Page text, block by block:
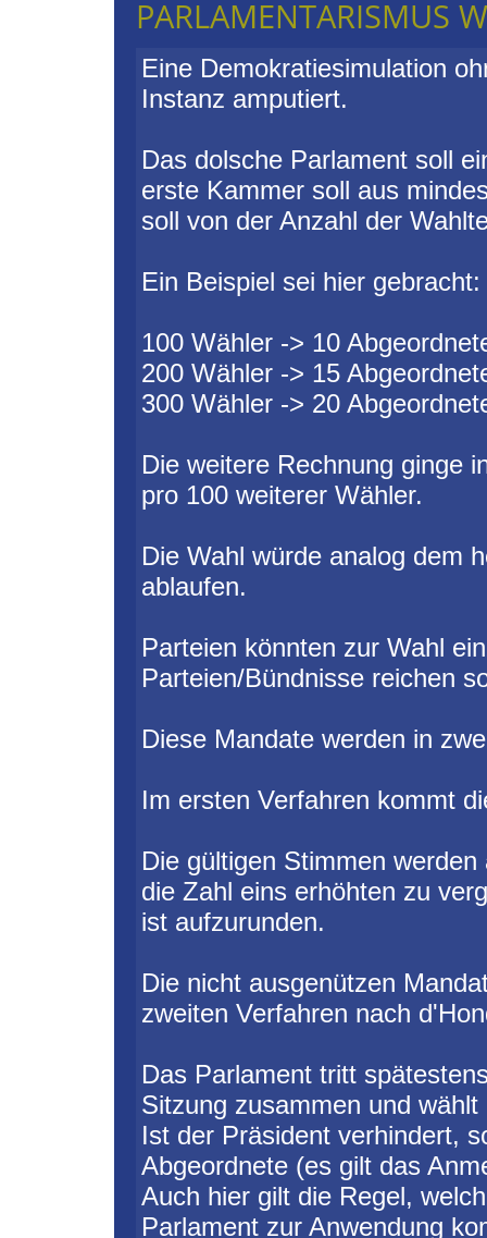
PARLAMENTARISMUS
Eine Demokratiesimulation
Instanz amputiert.
Das dolsche Parlament soll
erste Kammer soll aus
soll von der Anzahl der
Ein Beispiel sei hier gebracht:
100 Wähler -> 10
200 Wähler -> 15
300 Wähler -> 20
Die weitere Rechnung ginge
pro 100 weiterer Wähler.
Die Wahl würde analog dem
ablaufen.
Parteien könnten zur Wahl
Parteien/Bündnisse reichen
Diese Mandate werden in
Im ersten Verfahren kommt
Die gültigen Stimmen
die Zahl eins erhöhten zu
ist aufzurunden.
Die nicht ausgenützen
zweiten Verfahren nach
Das Parlament tritt
Sitzung zusammen und
Ist der Präsident verhindert,
Abgeordnete (es gilt das
Auch hier gilt die Regel,
Parlament zur Anwendung